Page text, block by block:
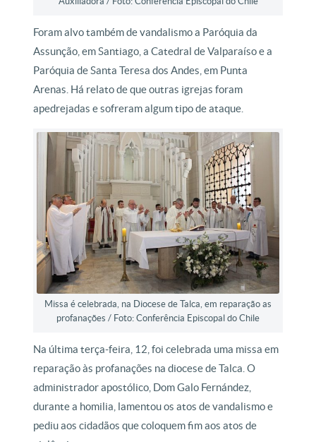
Foram alvo também de vandalismo a Paróquia da
Assunção, em Santiago, a Catedral de Valparaíso e a
Paróquia de Santa Teresa dos Andes, em Punta
Arenas. Há relato de que outras igrejas foram
apedrejadas e sofreram algum tipo de ataque.
Missa é celebrada, na Diocese de Talca, em reparação as
profanações / Foto: Conferência Episcopal do Chile
Na última terça-feira, 12, foi celebrada uma missa em
reparação às profanações na diocese de Talca. O
administrador apostólico, Dom Galo Fernández,
durante a homilia, lamentou os atos de vandalismo e
pediu aos cidadãos que coloquem fim aos atos de